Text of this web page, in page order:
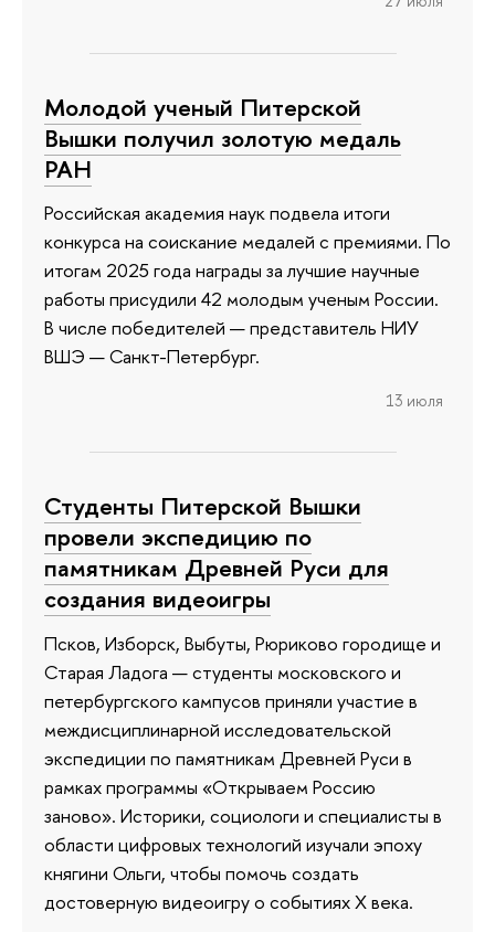
Молодой ученый Питерской
Вышки получил золотую медаль
РАН
Российская академия наук подвела итоги
конкурса на соискание медалей с премиями. По
итогам 2025 года награды за лучшие научные
работы присудили 42 молодым ученым России.
В числе победителей — представитель НИУ
ВШЭ — Санкт-Петербург.
13 июля
Студенты Питерской Вышки
провели экспедицию по
памятникам Древней Руси для
создания видеоигры
Псков, Изборск, Выбуты, Рюриково городище и
Старая Ладога — студенты московского и
петербургского кампусов приняли участие в
междисциплинарной исследовательской
экспедиции по памятникам Древней Руси в
рамках программы «Открываем Россию
заново». Историки, социологи и специалисты в
области цифровых технологий изучали эпоху
княгини Ольги, чтобы помочь создать
достоверную видеоигру о событиях X века.